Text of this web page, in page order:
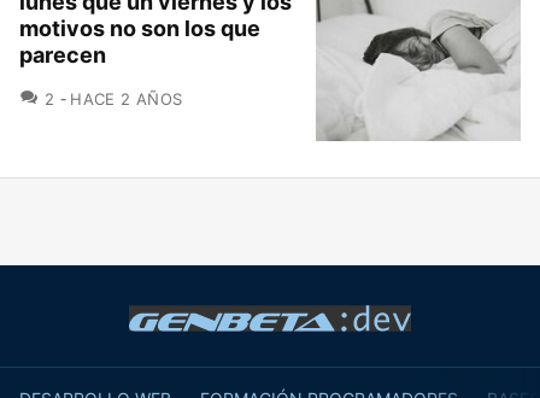
motivos no son los que
parecen
2 COMENTARIOS
HACE 2 AÑOS